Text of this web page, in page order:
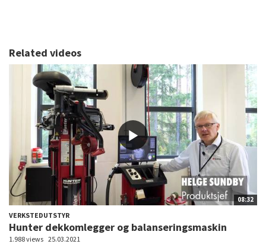
Related videos
08:32
VERKSTEDUTSTYR
Hunter dekkomlegger og balanseringsmaskin
1.988 views 25.03.2021